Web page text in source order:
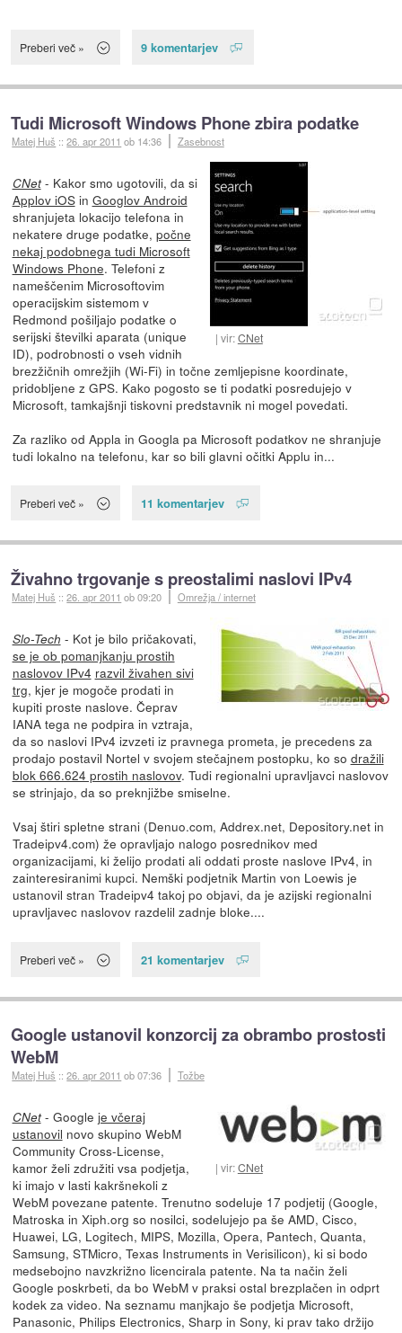
Preberi več » 9 komentarjev
Tudi Microsoft Windows Phone zbira podatke
Matej Huš ::26. apr 2011 ob 14:36 Zasebnost
vir:CNet
CNet- Kakor smo ugotovili, da si
Applov iOSin Googlov Android
shranjujeta lokacijo telefona in
nekatere druge podatke, počne
nekaj podobnega tudi Microsoft
Windows Phone. Telefoni z
nameščenim Microsoftovim
operacijskim sistemom v
Redmond pošiljajo podatke o
serijski številki aparata (unique
ID), podrobnosti o vseh vidnih
brezžičnih omrežjih (Wi-Fi) in točne zemljepisne koordinate,
pridobljene z GPS. Kako pogosto se ti podatki posredujejo v
Microsoft, tamkajšnji tiskovni predstavnik ni mogel povedati.
Za razliko od Appla in Googla pa Microsoft podatkov ne shranjuje
tudi lokalno na telefonu, kar so bili glavni očitki Applu in...
Preberi več » 11 komentarjev
Živahno trgovanje s preostalimi naslovi IPv4
Matej Huš ::26. apr 2011 ob 09:20 Omrežja / internet
Slo-Tech - Kot je bilo pričakovati,
se je ob pomanjkanju prostih
naslovov IPv4 razvil živahen sivi
trg, kjer je mogoče prodati in
kupiti proste naslove. Čeprav
IANA tega ne podpira in vztraja,
da so naslovi IPv4 izvzeti iz pravnega prometa, je precedens za
prodajo postavil Nortel v svojem stečajnem postopku, ko so dražili
blok 666.624 prostih naslovov. Tudi regionalni upravljavci naslovov
se strinjajo, da so preknjižbe smiselne.
Vsaj štiri spletne strani (Denuo.com, Addrex.net, Depository.net in
Tradeipv4.com) že opravljajo nalogo posrednikov med
organizacijami, ki želijo prodati ali oddati proste naslove IPv4, in
zainteresiranimi kupci. Nemški podjetnik Martin von Loewis je
ustanovil stran Tradeipv4 takoj po objavi, da je azijski regionalni
upravljavec naslovov razdelil zadnje bloke....
Preberi več » 21 komentarjev
Google ustanovil konzorcij za obrambo prostosti
WebM
Matej Huš ::26. apr 2011 ob 07:36 Tožbe
vir:CNet
CNet- Google je včeraj
ustanovil novo skupino WebM
Community Cross-License,
kamor želi združiti vsa podjetja,
ki imajo v lasti kakršnekoli z
WebM povezane patente. Trenutno sodeluje 17 podjetij (Google,
Matroska in Xiph.org so nosilci, sodelujejo pa še AMD, Cisco,
Huawei, LG, Logitech, MIPS, Mozilla, Opera, Pantech, Quanta,
Samsung, STMicro, Texas Instruments in Verisilicon), ki si bodo
medsebojno navzkrižno licencirala patente. Na ta način želi
Google poskrbeti, da bo WebM v praksi ostal brezplačen in odprt
kodek za video. Na seznamu manjkajo še podjetja Microsoft,
Panasonic, Philips Electronics, Sharp in Sony, ki prav tako držijo